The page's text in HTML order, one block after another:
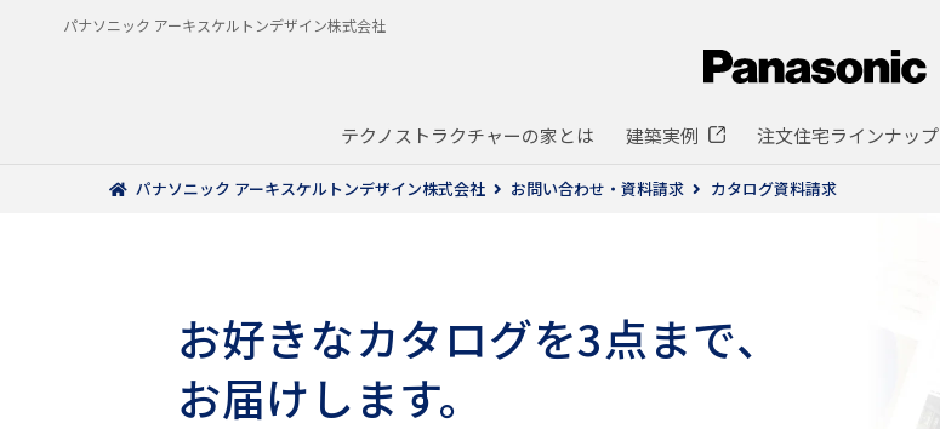
パナソニック アーキスケルトンデザイン株式会社
テクノストラクチャーの家とは 建築実例 注文住宅ラインナップ
パナソニック アーキスケルトンデザイン株式会社 お問い合わせ・資料請求 カタログ資料請求
お好きなカタログを3点まで、
お届けします。